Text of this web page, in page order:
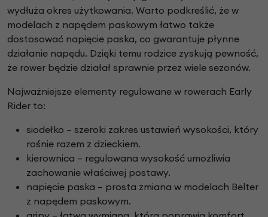
wydłuża okres użytkowania. Warto podkreślić, że w
modelach z napędem paskowym łatwo także
dostosować napięcie paska, co gwarantuje płynne
działanie napędu. Dzięki temu rodzice zyskują pewność,
że rower będzie działał sprawnie przez wiele sezonów.
Najważniejsze elementy regulowane w rowerach Early
Rider to:
siodełko – szeroki zakres ustawień wysokości, który
rośnie razem z dzieckiem.
kierownica – regulowana wysokość umożliwia
zachowanie właściwej postawy.
napięcie paska – prosta zmiana w modelach Belter
z napędem paskowym.